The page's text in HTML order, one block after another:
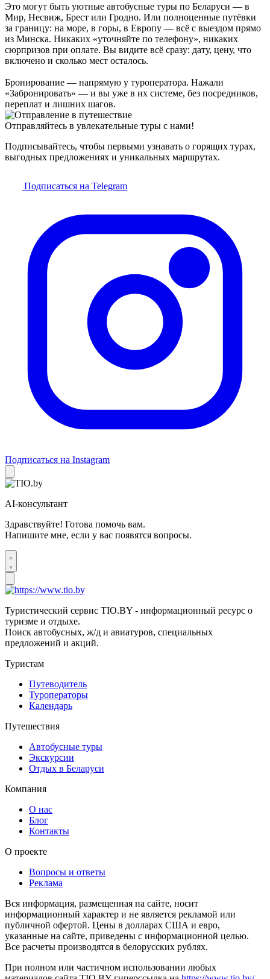
Это могут быть уютные автобусные туры по Беларуси — в
Мир, Несвиж, Брест или Гродно. Или полноценные путёвки
за границу: на море, в горы, в Европу — всё с выездом прямо
из Минска. Никаких «уточняйте по телефону», никаких
сюрпризов при оплате. Вы видите всё сразу: дату, цену, что
включено и сколько мест осталось.
Бронирование — напрямую у туроператора. Нажали
«Забронировать» — и вы уже в их системе, без посредников,
переплат и лишних шагов.
Отправляйтесь в увлекательные туры с нами!
Подписывайтесь, чтобы первыми узнавать о горящих турах,
выгодных предложениях и уникальных маршрутах.
Подписаться на Telegram
Подписаться на Instagram
AI-консультант
Здравствуйте! Готова помочь вам.
Напишите мне, если у вас появятся вопросы.
Туристический сервис TIO.BY - информационный ресурс о
туризме и отдыхе.
Поиск автобусных, ж/д и авиатуров, специальных
предложений и акций.
Туристам
Путеводитель
Туроператоры
Календарь
Путешествия
Автобусные туры
Экскурсии
Отдых в Беларуси
Компания
О нас
Блог
Контакты
О проекте
Вопросы и ответы
Реклама
Вся информация, размещенная на сайте, носит
информационный характер и не является рекламой или
публичной офертой. Цены в долларах США и евро,
указанные на сайте, приведены с информационной целью.
Все расчеты производятся в белорусских рублях.
При полном или частичном использовании любых